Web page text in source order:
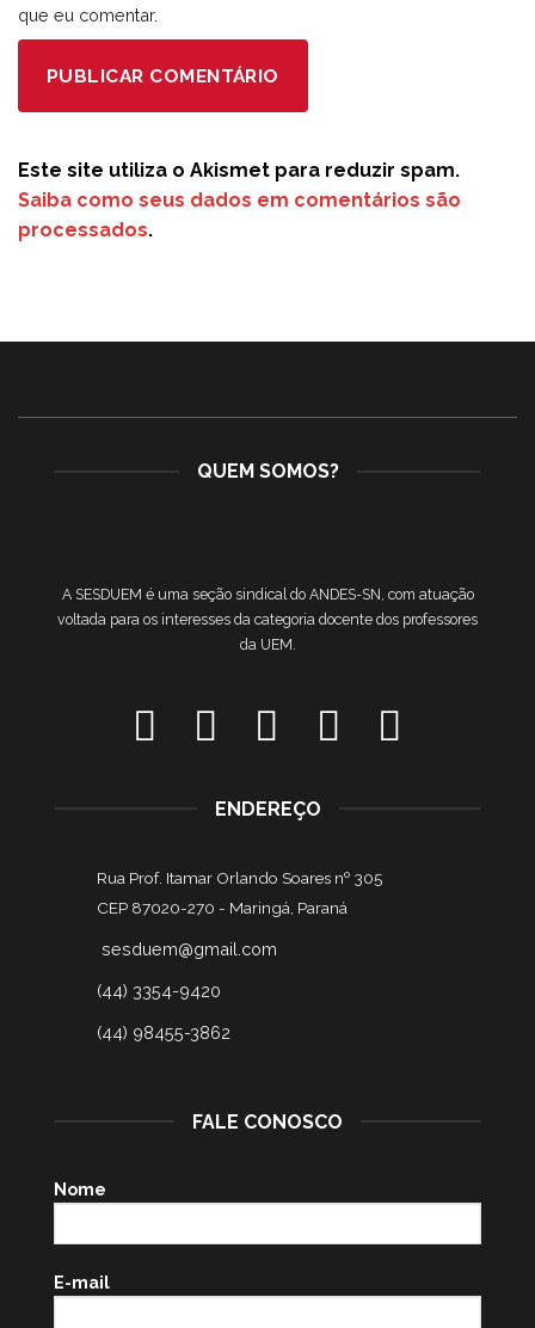
que eu comentar.
Este site utiliza o Akismet para reduzir spam.
Saiba como seus dados em comentários são
processados.
QUEM SOMOS?
A SESDUEM é uma seção sindical do ANDES-SN, com atuação
voltada para os interesses da categoria docente dos professores
da UEM.
ENDEREÇO
Rua Prof. Itamar Orlando Soares nº 305
CEP 87020-270 - Maringá, Paraná
sesduem@gmail.com
(44) 3354-9420
(44) 98455-3862
FALE CONOSCO
Nome
E-mail